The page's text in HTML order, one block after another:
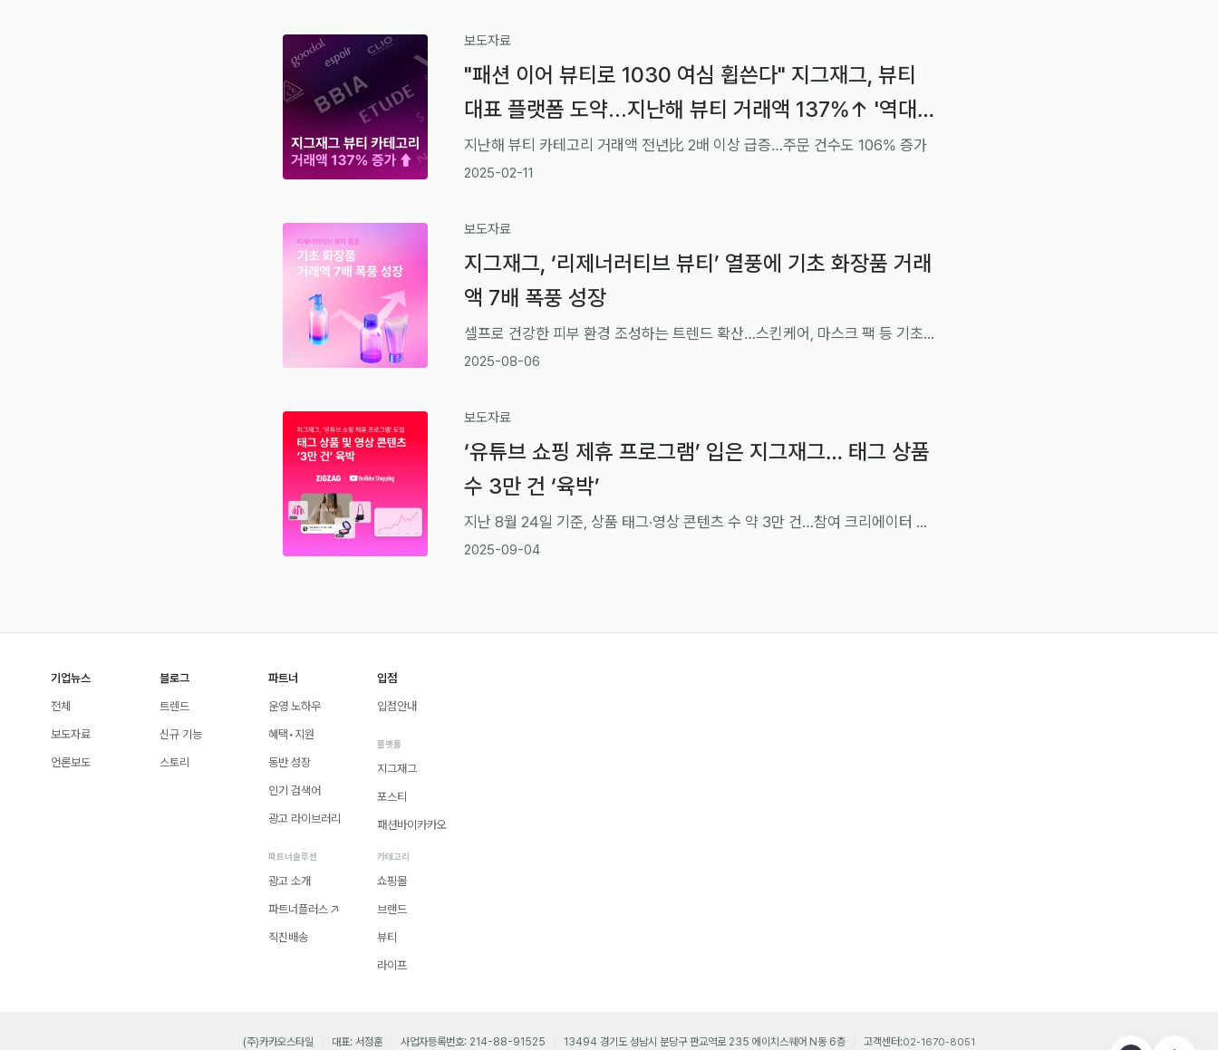
보도자료
"패션 이어 뷰티로 1030 여심 휩쓴다" 지그재그, 뷰티
대표 플랫폼 도약...지난해 뷰티 거래액 137%↑ '역대
최대'
지난해 뷰티 카테고리 거래액 전년比 2배 이상 급증…주문 건수도 106% 증가
2025-02-11
보도자료
지그재그, ‘리제너러티브 뷰티’ 열풍에 기초 화장품 거래
액 7배 폭풍 성장
셀프로 건강한 피부 환경 조성하는 트렌드 확산…스킨케어, 마스크 팩 등 기초 화장품 거래액 지난해 대비 최대 80배 이상 폭증
2025-08-06
보도자료
‘유튜브 쇼핑 제휴 프로그램’ 입은 지그재그… 태그 상품
수 3만 건 ‘육박’
지난 8월 24일 기준, 상품 태그·영상 콘텐츠 수 약 3만 건…참여 크리에이터 약 5천3백 명
2025-09-04
기업뉴스
전체
보도자료
언론보도
블로그
트렌드
신규 기능
스토리
파트너
운영 노하우
혜택•지원
동반 성장
인기 검색어
광고 라이브러리
파트너솔루션
광고 소개
파트너플러스
직진배송
입점
입점안내
플랫폼
지그재그
포스티
패션바이카카오
카테고리
쇼핑몰
브랜드
뷰티
라이프
(주)카카오스타일 대표: 서정훈 사업자등록번호: 214-88-91525 13494 경기도 성남시 분당구 판교역로 235 에이치스퀘어 N동 6층 고객센터:02-1670-8051